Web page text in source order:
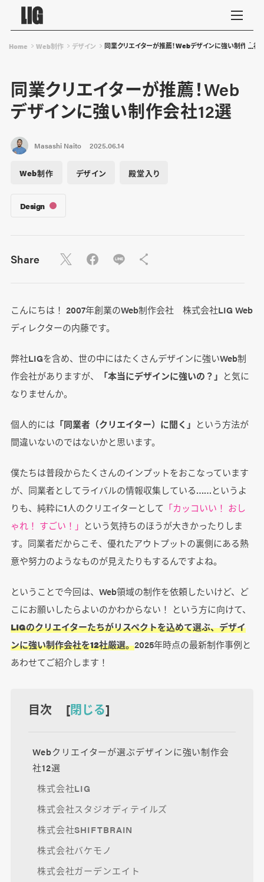
Home Web制作 デザイン 同業クリエイターが推薦！Webデザインに強い制作会社
同業クリエイターが推薦！Web
デザインに強い制作会社12選
Masashi Naito 2025.06.14
Web制作 デザイン 殿堂入り
Design
Share
こんにちは！ 2007年創業のWeb制作会社 株式会社LIG Web
ディレクターの内藤です。
弊社LIGを含め、世の中にはたくさんデザインに強いWeb制
作会社がありますが、
「本当にデザインに強いの？」 と気に
なりませんか。
個人的には 「同業者（クリエイター）に聞く」 という方法が
間違いないのではないかと思います。
僕たちは普段からたくさんのインプットをおこなっています
が、同業者としてライバルの情報収集している……というよ
りも、純粋に1人のクリエイターとして 「カッコいい！ おし
ゃれ！ すごい！」 という気持ちのほうが大きかったりしま
す。同業者だからこそ、優れたアウトプットの裏側にある熱
意や努力のようなものが見えたりもするんですよね。
ということで今回は、Web領域の制作を依頼したいけど、ど
こにお願いしたらよいのかわからない！ という方に向けて、
LIGのクリエイターたちがリスペクトを込めて選ぶ、デザイ
ンに強い制作会社を12社厳選。2025年時点の最新制作事例と
あわせてご紹介します！
目次 [閉じる]
Webクリエイターが選ぶデザインに強い制作会
社12選
株式会社LIG
株式会社スタジオディテイルズ
株式会社SHIFTBRAIN
株式会社バケモノ
株式会社ガーデンエイト